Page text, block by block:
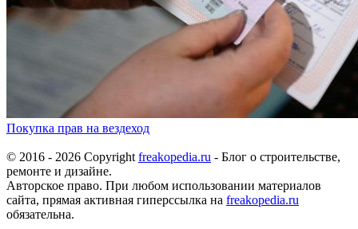
Покупка прав на вездеход
© 2016 - 2026 Copyright freakopedia.ru - Блог о строительстве,
ремонте и дизайне.
Авторское право. При любом использовании материалов
сайта, прямая активная гиперссылка на freakopedia.ru
обязательна.